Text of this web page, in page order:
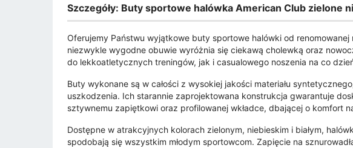
Szczegóły: Buty sportowe halówka American Club zielone
Oferujemy Państwu wyjątkowe buty sportowe halówki od renomowanej
niezwykle wygodne obuwie wyróżnia się ciekawą cholewką oraz
do lekkoatletycznych treningów, jak i casualowego noszenia na co
Buty wykonane są w całości z wysokiej jakości materiału
uszkodzenia. Ich starannie zaprojektowana konstrukcja gwarantuje
sztywnemu zapiętkowi oraz profilowanej wkładce, dbającej o komfort
Dostępne w atrakcyjnych kolorach zielonym, niebieskim i białym,
spodobają się wszystkim młodym sportowcom. Zapięcie na